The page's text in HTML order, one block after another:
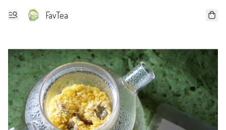
FavTea